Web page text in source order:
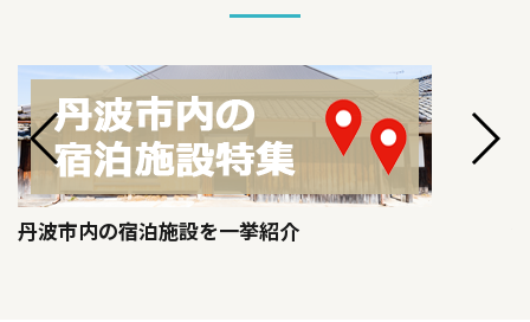
丹波市内の宿泊施設を一挙紹介